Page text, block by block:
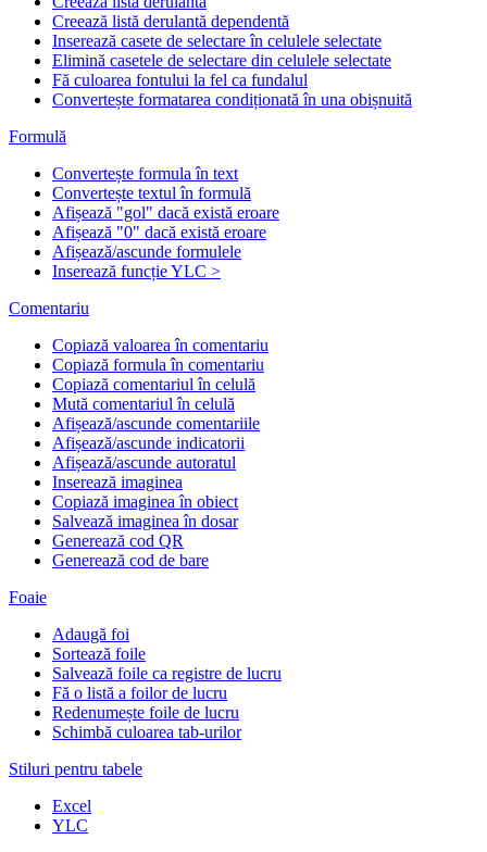
Creează listă derulantă dependentă
Inserează casete de selectare în celulele selectate
Elimină casetele de selectare din celulele selectate
Fă culoarea fontului la fel ca fundalul
Convertește formatarea condiționată în una obișnuită
Formulă
Convertește formula în text
Convertește textul în formulă
Afișează "gol" dacă există eroare
Afișează "0" dacă există eroare
Afișează/ascunde formulele
Inserează funcție YLC >
Comentariu
Copiază valoarea în comentariu
Copiază formula în comentariu
Copiază comentariul în celulă
Mută comentariul în celulă
Afișează/ascunde comentariile
Afișează/ascunde indicatorii
Afișează/ascunde autoratul
Inserează imaginea
Copiază imaginea în obiect
Salvează imaginea în dosar
Generează cod QR
Generează cod de bare
Foaie
Adaugă foi
Sortează foile
Salvează foile ca registre de lucru
Fă o listă a foilor de lucru
Redenumește foile de lucru
Schimbă culoarea tab-urilor
Stiluri pentru tabele
Excel
YLC